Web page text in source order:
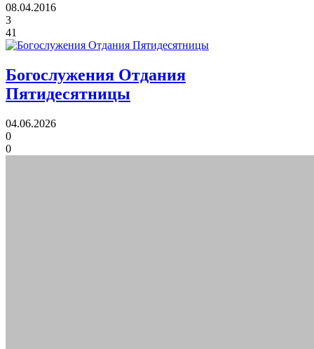
08.04.2016
3
41
Богослужения Отдания
Пятидесятницы
04.06.2026
0
0